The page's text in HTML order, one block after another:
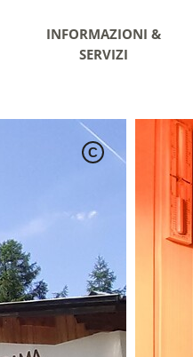
INFORMAZIONI &
SERVIZI